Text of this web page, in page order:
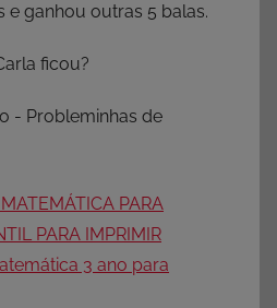
e ganhou outras 5 balas.
ficou?
PARA
PARA IMPRIMIR
3 ano para